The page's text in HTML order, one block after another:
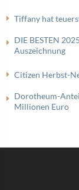
Tiffany hat
DIE BESTEN
Auszeichnung
Citizen Herbst-
Dorotheum-
Millionen Euro